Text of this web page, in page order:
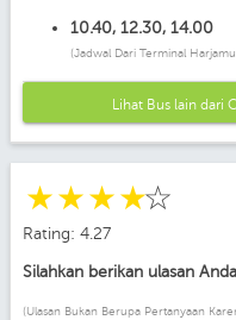
10.40, 12.30, 14.00
(Jadwal Dari Terminal
Lihat Bus lain dari
☆
☆
☆
☆
☆
Rating: 4.27
Silahkan berikan ulasan
(Ulasan Bukan Berupa Pertanyaan